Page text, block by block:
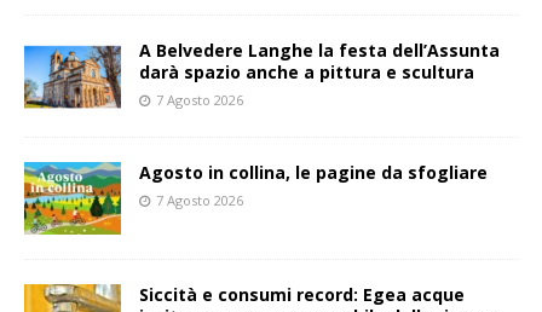
A Belvedere Langhe la festa dell’Assunta
darà spazio anche a pittura e scultura
7 Agosto 2026
Agosto in collina, le pagine da sfogliare
7 Agosto 2026
Siccità e consumi record: Egea acque